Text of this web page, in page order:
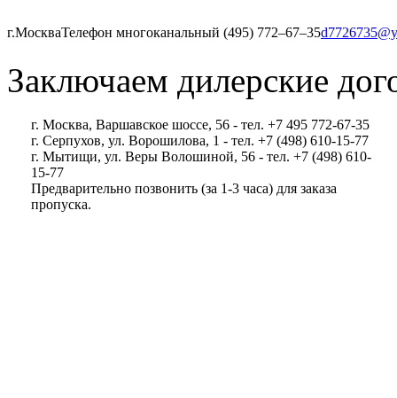
г.МоскваТелефон многоканальный (495) 772‒67‒35
Заключаем дилерские
г. Москва, Варшавское шоссе, 56 - тел. +7 495 772-67-35
г. Серпухов, ул. Ворошилова, 1 - тел. +7 (498) 610-15-77
г. Мытищи, ул. Веры Волошиной, 56 - тел. +7 (498) 610-
15-77
Предварительно позвонить (за 1-3 часа) для заказа
пропуска.